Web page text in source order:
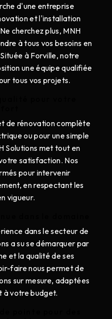
d'une entreprise
et l'installation
cherchez plus, MNH
à tous vos besoins en
à Forville, notre
une équipe qualifiée
tous vos projets.
de rénovation complète
ou pour une simple
Solutions met tout en
satisfaction. Nos
pour intervenir
en respectant les
vigueur.
dans le secteur de
a su se démarquer par
et la qualité de ses
faire nous permet de
sur mesure, adaptées
à votre budget.